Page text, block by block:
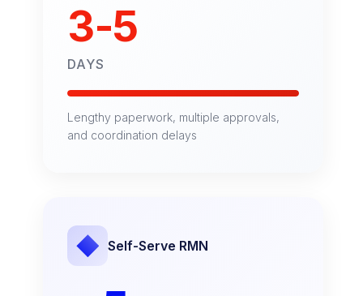
3-5
DAYS
Lengthy paperwork, multiple approvals,
and coordination delays
Self-Serve RMN